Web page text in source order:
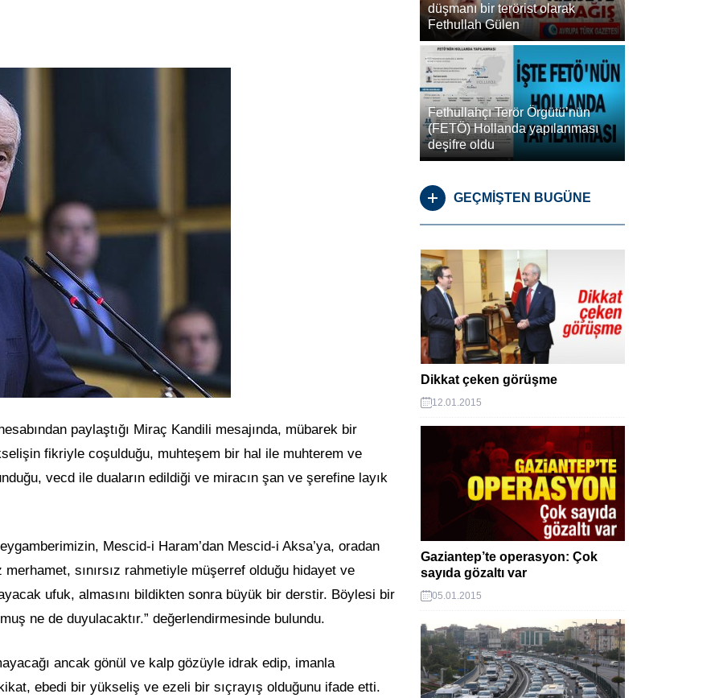
paylaştığı Miraç Kandili mesajında, mübarek bir
fikriyle coşulduğu, muhteşem bir hal ile muhterem ve
vecd ile duaların edildiği ve miracın şan ve şerefine layık
Mescid-i Haram’dan Mescid-i Aksa’ya, oradan
sınırsız rahmetiyle müşerref olduğu hidayet ve
ufuk, almasını bildikten sonra büyük bir derstir. Böylesi bir
ne de duyulacaktır.” değerlendirmesinde bulundu.
ancak gönül ve kalp gözüyle idrak edip, imanla
ebedi bir yükseliş ve ezeli bir sıçrayış olduğunu ifade etti.
düşmanı bir terörist olarak
Fethullah Gülen
Fethullahçı Terör Örgütü’nün
(FETÖ) Hollanda yapılanması
deşifre oldu
GEÇMİŞTEN BUGÜNE
Dikkat çeken görüşme
12.01.2015
Gaziantep’te operasyon: Çok
sayıda gözaltı var
05.01.2015